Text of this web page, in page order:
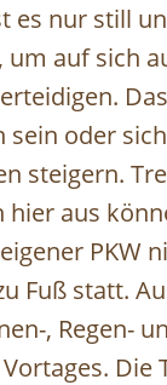
es nur still
auf sich
sein oder
steigern.
aus
PKW
Fuß statt.
, Regen-